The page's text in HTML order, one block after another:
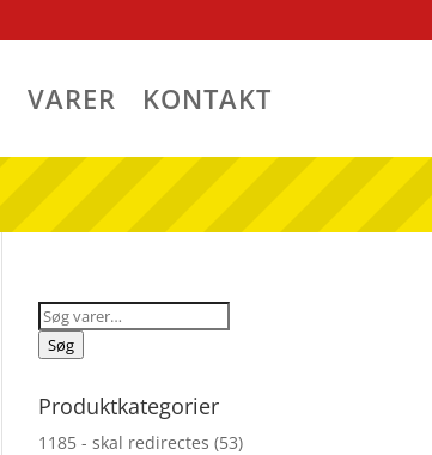
VARER KONTAKT
Søg
efter:
Søg
Produktkategorier
1185 - skal redirectes (53)